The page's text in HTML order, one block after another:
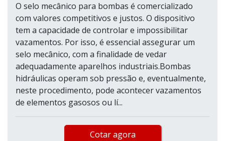
O selo mecânico para bombas é comercializado
com valores competitivos e justos. O dispositivo
tem a capacidade de controlar e impossibilitar
vazamentos. Por isso, é essencial assegurar um
selo mecânico, com a finalidade de vedar
adequadamente aparelhos industriais.Bombas
hidráulicas operam sob pressão e, eventualmente,
neste procedimento, pode acontecer vazamentos
de elementos gasosos ou lí...
Cotar agora